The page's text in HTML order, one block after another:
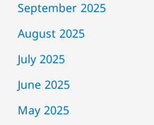
September 2025
August 2025
July 2025
June 2025
May 2025